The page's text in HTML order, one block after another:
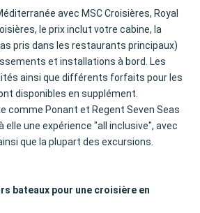
avec MSC Croisières, Royal
le prix inclut votre cabine, la
pris dans les restaurants principaux)
et installations à bord. Les
ainsi que différents forfaits pour les
disponibles en supplément.
comme Ponant et Regent Seven Seas
une expérience "all inclusive", avec
que la plupart des excursions.
bateaux pour une croisière en